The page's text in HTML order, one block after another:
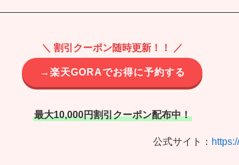
＼ 割引クーポン随時更新！！ ／
→楽天GORAでお得に予約する
最大10,000円割引クーポン配布中！
公式サイト：